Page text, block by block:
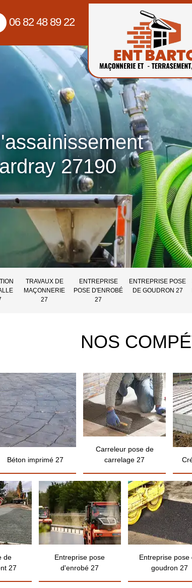
06 82 48 89 22
27190
TRAVAUX DE
MAÇONNERIE
27
ENTREPRISE
POSE D'ENROBÉ
27
ENTREPRISE POSE
DE GOUDRON 27
NOS
Béton imprimé 27
Carreleur pose de
carrelage 27
de
27
Entreprise pose
d'enrobé 27
Entreprise pose
goudron 27